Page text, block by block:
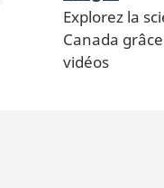
Explorez la
Canada
vidéos